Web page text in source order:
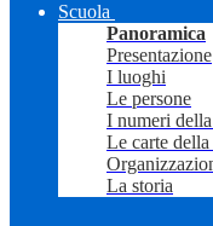
Scuola
Panoramica
Presentazione
I luoghi
Le persone
I numeri
Le carte della
La storia